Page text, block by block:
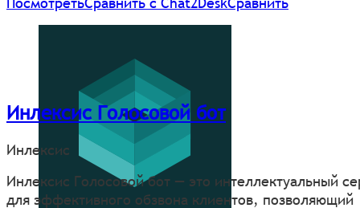
Инлексис Голосовой бот
Инлексис
Инлексис Голосовой бот — это интеллектуальный
для эффективного обзвона клиентов, позволяющий